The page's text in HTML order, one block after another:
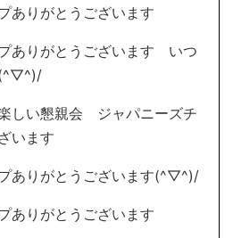
ありがとうございます
ありがとうございます いつ
(^▽^)/
しい懇親会 ジャパニーズチ
います
ありがとうございます(^▽^)/
ありがとうございます